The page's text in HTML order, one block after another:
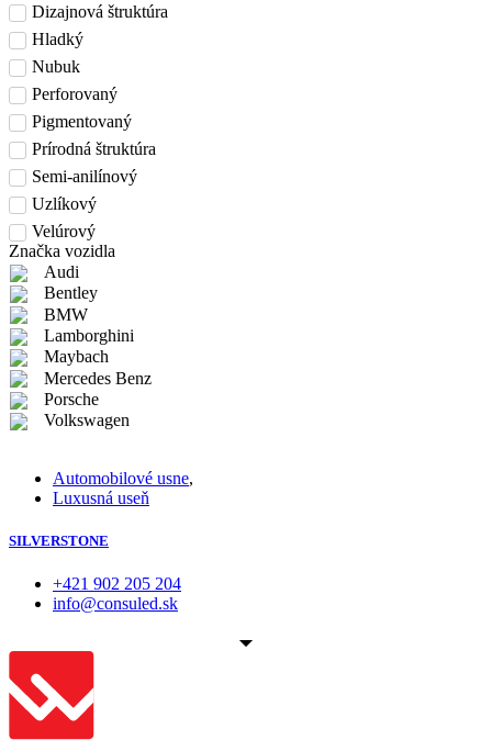
Dizajnová štruktúra
Hladký
Nubuk
Perforovaný
Pigmentovaný
Prírodná štruktúra
Semi-anilínový
Uzlíkový
Velúrový
Značka vozidla
Audi
Bentley
BMW
Lamborghini
Maybach
Mercedes Benz
Porsche
Volkswagen
Automobilové usne,
Luxusná useň
SILVERSTONE
+421 902 205 204
info@consuled.sk